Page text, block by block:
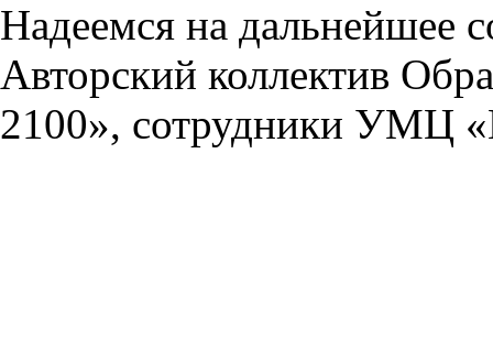
Надеемся на дальнейшее
Авторский коллектив
2100», сотрудники УМЦ